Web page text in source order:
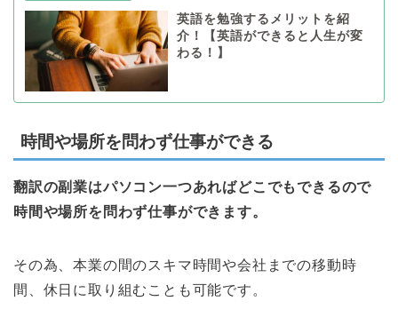
英語を勉強するメリットを紹
介！【英語ができると人生が変
わる！】
時間や場所を問わず仕事ができる
翻訳の副業はパソコン一つあればどこでもできるので
時間や場所を問わず仕事ができます。
その為、本業の間のスキマ時間や会社までの移動時
間、休日に取り組むことも可能です。